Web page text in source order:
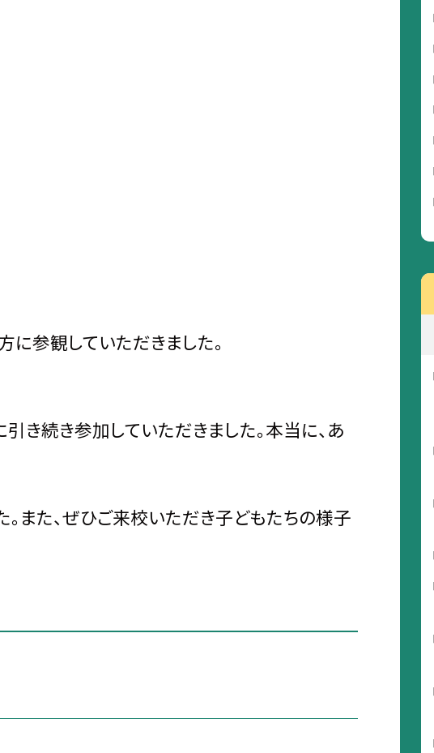
参観していただきました。
き続き参加していただきました。本当に、あ
また、ぜひご来校いただき子どもたちの様子